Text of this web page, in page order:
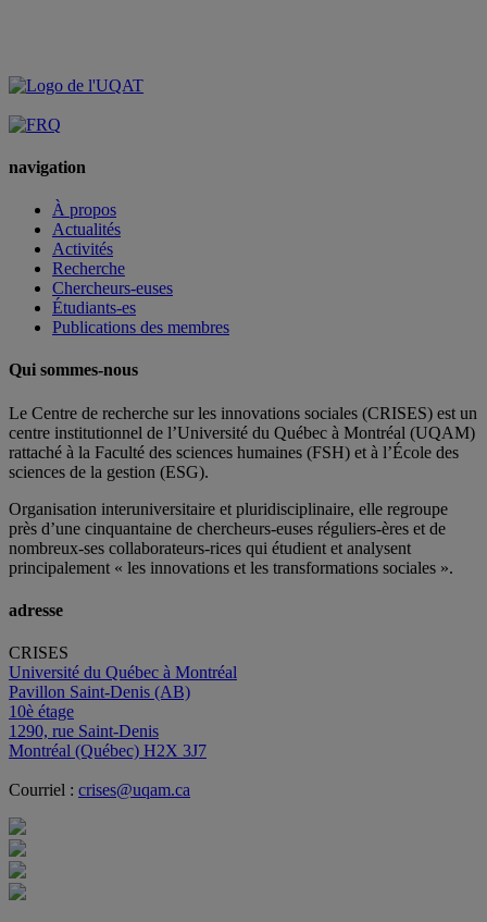
navigation
À propos
Actualités
Activités
Recherche
Chercheurs-euses
Étudiants-es
Publications des membres
Qui sommes-nous
Le Centre de recherche sur les innovations sociales (CRISES) est un
centre institutionnel de l’Université du Québec à Montréal (UQAM)
rattaché à la Faculté des sciences humaines (FSH) et à l’École des
sciences de la gestion (ESG).
Organisation interuniversitaire et pluridisciplinaire, elle regroupe
près d’une cinquantaine de chercheurs-euses réguliers-ères et de
nombreux-ses collaborateurs-rices qui étudient et analysent
principalement « les innovations et les transformations sociales ».
adresse
CRISES
Université du Québec à Montréal
Pavillon Saint-Denis (AB)
10è étage
1290, rue Saint-Denis
Montréal (Québec) H2X 3J7
Courriel : crises@uqam.ca